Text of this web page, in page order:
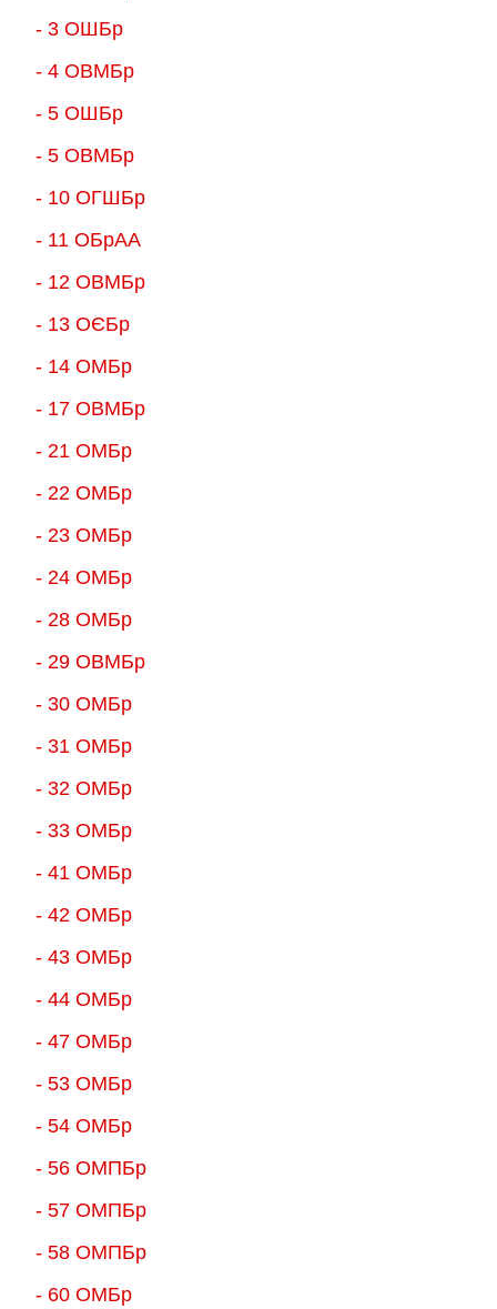
- 3 ОШБр
- 4 ОВМБр
- 5 ОШБр
- 5 ОВМБр
- 10 ОГШБр
- 11 ОБрАА
- 12 ОВМБр
- 13 ОЄБр
- 14 ОМБр
- 17 ОВМБр
- 21 ОМБр
- 22 ОМБр
- 23 ОМБр
- 24 ОМБр
- 28 ОМБр
- 29 ОВМБр
- 30 ОМБр
- 31 ОМБр
- 32 ОМБр
- 33 ОМБр
- 41 ОМБр
- 42 ОМБр
- 43 ОМБр
- 44 ОМБр
- 47 ОМБр
- 53 ОМБр
- 54 ОМБр
- 56 ОМПБр
- 57 ОМПБр
- 58 ОМПБр
- 60 ОМБр